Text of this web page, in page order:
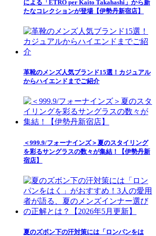
による「ETRO per Kaito Takahashi」から新
たなコレクションが登場【伊勢丹新宿店】
革靴のメンズ人気ブランド15選！カジュアル
からハイエンドまでご紹介
＜999.9/フォーナインズ＞夏のスタイリング
を彩るサングラスの数々が集結！【伊勢丹新
宿店】
夏のズボン下の汗対策には「ロンパンをは